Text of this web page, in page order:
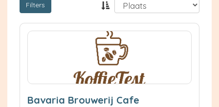
Filters
Bavaria Brouwerij Cafe